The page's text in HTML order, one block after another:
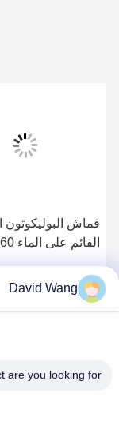
قماش البوليكوتون
David Wang
are you looking for?